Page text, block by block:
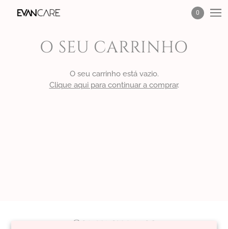
0
O SEU CARRINHO
O seu carrinho está vazio.
Clique aqui para continuar a comprar.
Contacte-nos